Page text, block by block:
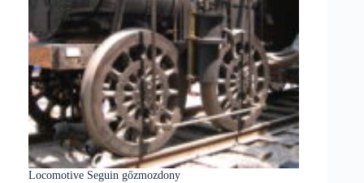
Locomotive Seguin gőzmozdony